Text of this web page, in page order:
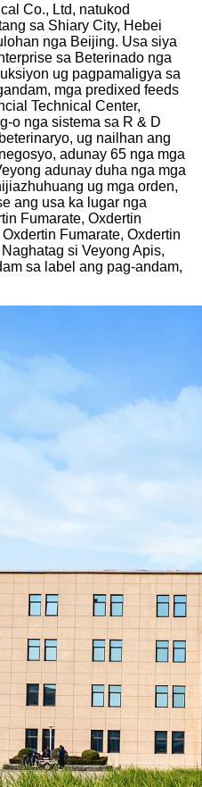
Co., Ltd, natukod
sa Shiary City, Hebei
nga Beijing. Usa siya
sa Beterinado nga
ug pagpamaligya sa
mga predixed feeds
Technical Center,
o nga sistema sa R ​​& D
ug nailhan ang
adunay 65 nga mga
adunay duha nga mga
ug mga orden,
ang usa ka lugar nga
Fumarate, Oxdertin
Fumarate, Oxdertin
si Veyong Apis,
sa label ang pag-andam,